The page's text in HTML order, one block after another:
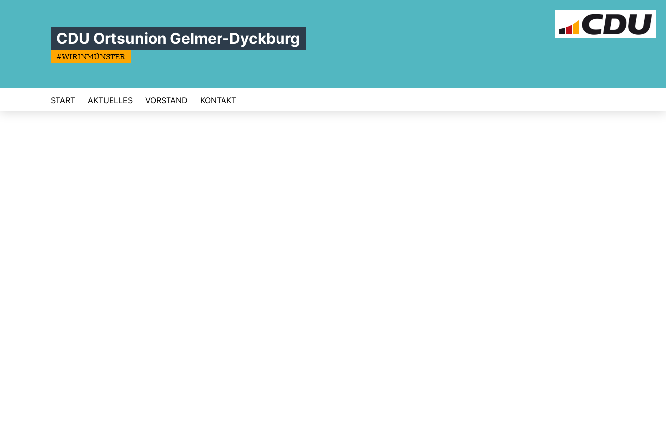
CDU Ortsunion Gelmer-Dyckburg
#WIRINMÜNSTER
START AKTUELLES VORSTAND KONTAKT